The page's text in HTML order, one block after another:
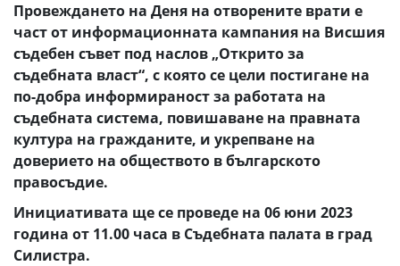
Провеждането на Деня на отворените врати е
част от информационната кампания на Висшия
съдебен съвет под наслов „Открито за
съдебната власт“, с която се цели постигане на
по-добра информираност за работата на
съдебната система, повишаване на правната
култура на гражданите, и укрепване на
доверието на обществото в българското
правосъдие.
Инициативата ще се проведе на 06 юни 2023
година от 11.00 часа в Съдебната палата в град
Силистра.